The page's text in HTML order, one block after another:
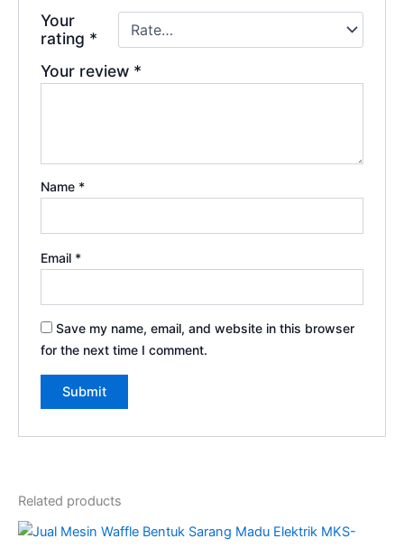
Your
rating *
Your review *
Name *
Email *
Save my name, email, and website in this browser
for the next time I comment.
Related products